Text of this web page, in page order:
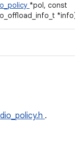
*pol, const
*info)
.